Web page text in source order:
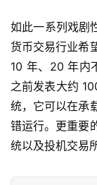
如此一系列戏剧
货币交易行业希
10 年、20 年内
之前发表大约
统，它可以在承
错运行。更重要
统以及投机交易